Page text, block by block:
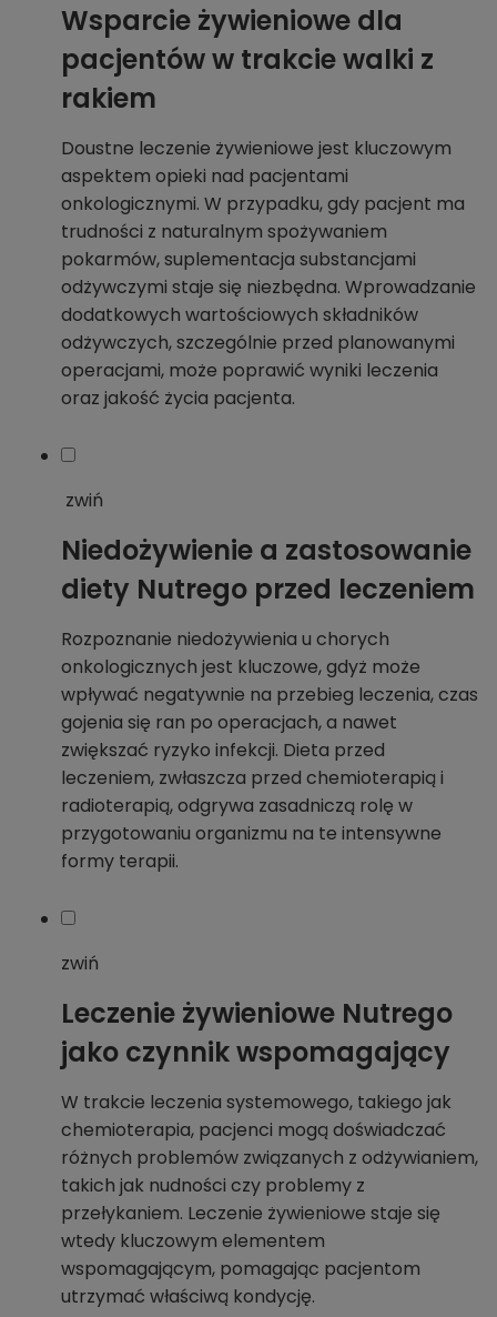
Wsparcie żywieniowe dla
pacjentów w trakcie walki z
rakiem
Doustne leczenie żywieniowe jest kluczowym
aspektem opieki nad pacjentami
onkologicznymi. W przypadku, gdy pacjent ma
trudności z naturalnym spożywaniem
pokarmów, suplementacja substancjami
odżywczymi staje się niezbędna. Wprowadzanie
dodatkowych wartościowych składników
odżywczych, szczególnie przed planowanymi
operacjami, może poprawić wyniki leczenia
oraz jakość życia pacjenta.
zwiń
Niedożywienie a zastosowanie
diety Nutrego przed leczeniem
Rozpoznanie niedożywienia u chorych
onkologicznych jest kluczowe, gdyż może
wpływać negatywnie na przebieg leczenia, czas
gojenia się ran po operacjach, a nawet
zwiększać ryzyko infekcji. Dieta przed
leczeniem, zwłaszcza przed chemioterapią i
radioterapią, odgrywa zasadniczą rolę w
przygotowaniu organizmu na te intensywne
formy terapii.
zwiń
Leczenie żywieniowe Nutrego
jako czynnik wspomagający
W trakcie leczenia systemowego, takiego jak
chemioterapia, pacjenci mogą doświadczać
różnych problemów związanych z odżywianiem,
takich jak nudności czy problemy z
przełykaniem. Leczenie żywieniowe staje się
wtedy kluczowym elementem
wspomagającym, pomagając pacjentom
utrzymać właściwą kondycję.